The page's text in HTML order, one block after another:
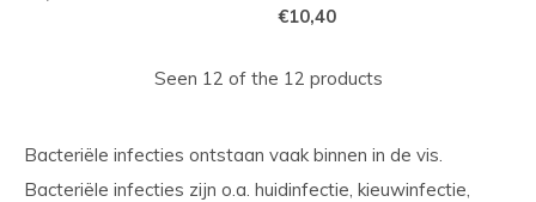
€10,40
Seen 12 of the 12 products
Bacteriële infecties ontstaan vaak binnen in de vis.
Bacteriële infecties zijn o.a. huidinfectie, kieuwinfectie,